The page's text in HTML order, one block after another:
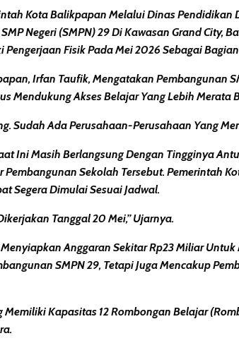
Kota Balikpapan Melalui Dinas
Negeri (SMPN) 29 Di Kawasan Grand
Pengerjaan Fisik Pada Mei 2026 Sebagai
Irfan Taufik, Mengatakan Pembangunan
Mendukung Akses Belajar Yang Lebih
Sudah Ada Perusahaan-Perusahaan Yang
Ini Masih Berlangsung Dengan Tingginya
Pembangunan Sekolah Tersebut. Pemerintah
Segera Dimulai Sesuai Jadwal.
Tanggal 20 Mei,” Ujarnya.
Anggaran Sekitar Rp23 Miliar
SMPN 29, Tetapi Juga Mencakup
Memiliki Kapasitas 12 Rombongan Belajar